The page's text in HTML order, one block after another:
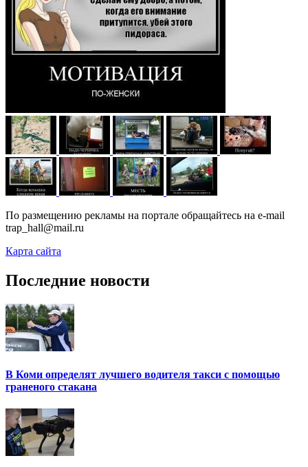
По размещению рекламы на портале обращайтесь на e-mail
trap_hall@mail.ru
Карта сайта
Последние новости
В Коми определят лучшего водителя такси с помощью
граненого стакана